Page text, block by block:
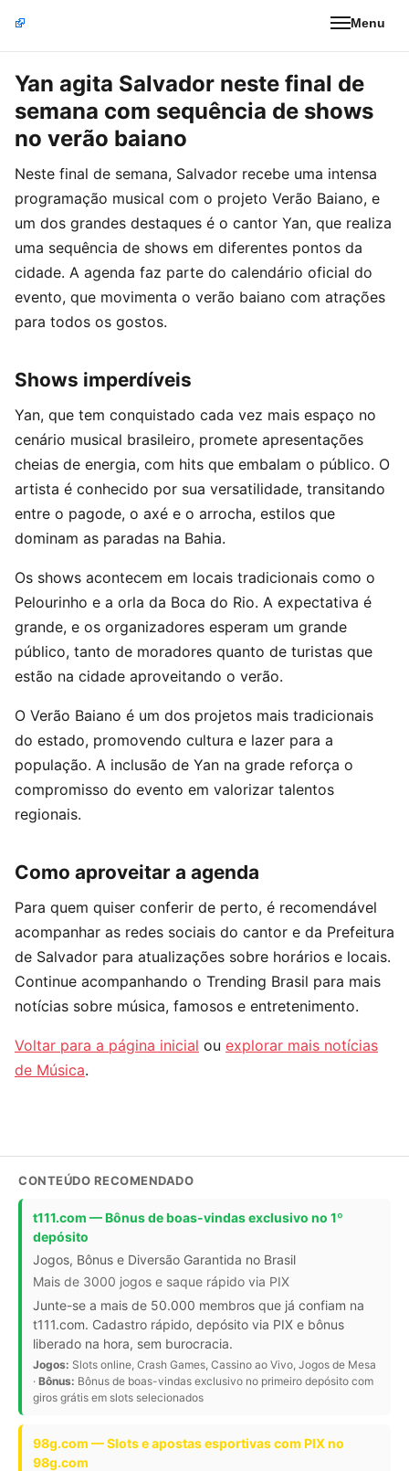
Menu
Yan agita Salvador neste final de
semana com sequência de shows
no verão baiano
Neste final de semana, Salvador recebe uma intensa
programação musical com o projeto Verão Baiano, e
um dos grandes destaques é o cantor Yan, que realiza
uma sequência de shows em diferentes pontos da
cidade. A agenda faz parte do calendário oficial do
evento, que movimenta o verão baiano com atrações
para todos os gostos.
Shows imperdíveis
Yan, que tem conquistado cada vez mais espaço no
cenário musical brasileiro, promete apresentações
cheias de energia, com hits que embalam o público. O
artista é conhecido por sua versatilidade, transitando
entre o pagode, o axé e o arrocha, estilos que
dominam as paradas na Bahia.
Os shows acontecem em locais tradicionais como o
Pelourinho e a orla da Boca do Rio. A expectativa é
grande, e os organizadores esperam um grande
público, tanto de moradores quanto de turistas que
estão na cidade aproveitando o verão.
O Verão Baiano é um dos projetos mais tradicionais
do estado, promovendo cultura e lazer para a
população. A inclusão de Yan na grade reforça o
compromisso do evento em valorizar talentos
regionais.
Como aproveitar a agenda
Para quem quiser conferir de perto, é recomendável
acompanhar as redes sociais do cantor e da Prefeitura
de Salvador para atualizações sobre horários e locais.
Continue acompanhando o Trending Brasil para mais
notícias sobre música, famosos e entretenimento.
Voltar para a página inicial ou explorar mais notícias
de Música.
CONTEÚDO RECOMENDADO
t111.com — Bônus de boas-vindas exclusivo no 1º
depósito
Jogos, Bônus e Diversão Garantida no Brasil
Mais de 3000 jogos e saque rápido via PIX
Junte-se a mais de 50.000 membros que já confiam na
t111.com. Cadastro rápido, depósito via PIX e bônus
liberado na hora, sem burocracia.
Jogos: Slots online, Crash Games, Cassino ao Vivo, Jogos de Mesa
· Bônus: Bônus de boas-vindas exclusivo no primeiro depósito com
giros grátis em slots selecionados
98g.com — Slots e apostas esportivas com PIX no
98g.com